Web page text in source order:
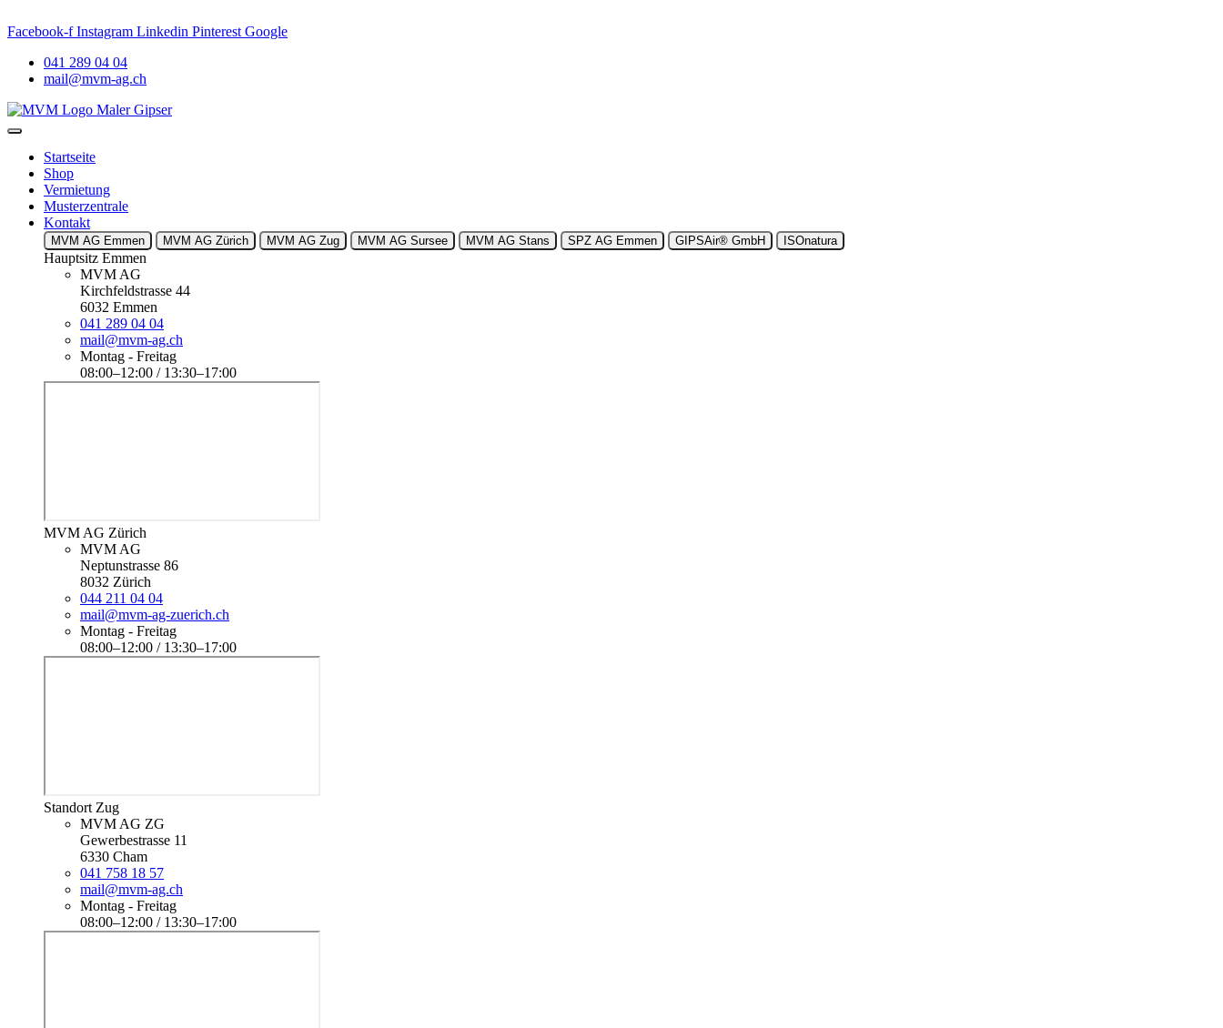
Facebook-f Instagram Linkedin Pinterest Google
041 289 04 04
mail@mvm-ag.ch
Startseite
Shop
Vermietung
Musterzentrale
Kontakt
MVM AG Emmen MVM AG Zürich MVM AG Zug MVM AG Sursee MVM AG Stans SPZ AG Emmen GIPSAir® GmbH ISOnatura
Hauptsitz Emmen
MVM AG
Kirchfeldstrasse 44
6032 Emmen
041 289 04 04
mail@mvm-ag.ch
Montag - Freitag
08:00–12:00 / 13:30–17:00
MVM AG Zürich
MVM AG
Neptunstrasse 86
8032 Zürich
044 211 04 04
mail@mvm-ag-zuerich.ch
Montag - Freitag
08:00–12:00 / 13:30–17:00
Standort Zug
MVM AG ZG
Gewerbestrasse 11
6330 Cham
041 758 18 57
mail@mvm-ag.ch
Montag - Freitag
08:00–12:00 / 13:30–17:00